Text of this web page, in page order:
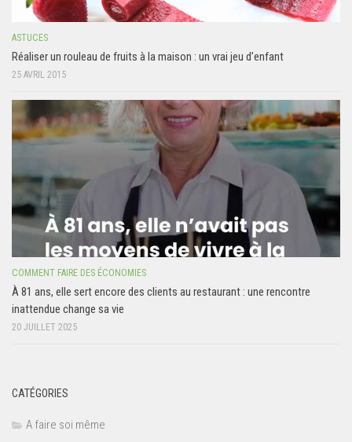
ASTUCES
Réaliser un rouleau de fruits à la maison : un vrai jeu d’enfant
25 AVRIL 2015
COMMENT FAIRE DES ÉCONOMIES
À 81 ans, elle sert encore des clients au restaurant : une rencontre
inattendue change sa vie
20 JUILLET 2025
CATÉGORIES
A faire soi même